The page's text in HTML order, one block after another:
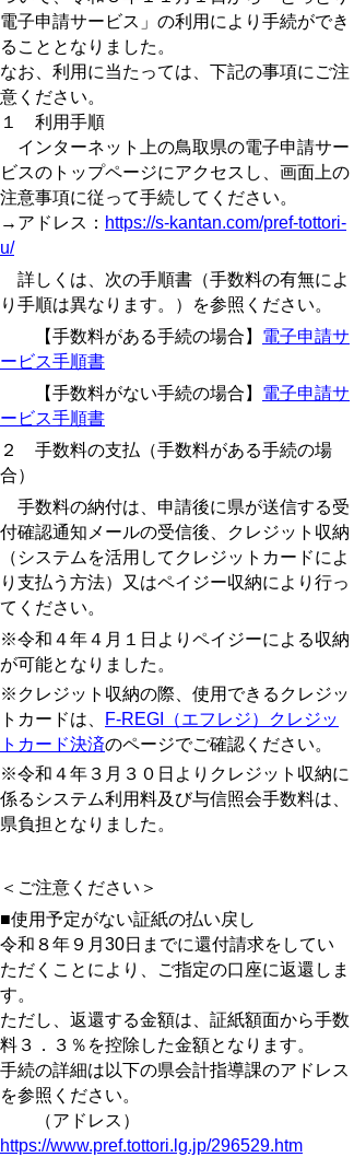
電子申請サービス」の利用により手続ができ
ることとなりました。
なお、利用に当たっては、下記の事項にご注
意ください。
１ 利用手順
インターネット上の鳥取県の電子申請サー
ビスのトップページにアクセスし、画面上の
注意事項に従って手続してください。
→アドレス： https://s-kantan.com/pref-tottori-
u/
詳しくは、次の手順書（手数料の有無によ
り手順は異なります。）を参照ください。
【手数料がある手続の場合】 電子申請サ
ービス手順書
【手数料がない手続の場合】 電子申請サ
ービス手順書
２ 手数料の支払（手数料がある手続の場
合）
手数料の納付は、申請後に県が送信する受
付確認通知メールの受信後、クレジット収納
（システムを活用してクレジットカードによ
り支払う方法）又はペイジー収納により行っ
てください。
※令和４年４月１日よりペイジーによる収納
が可能となりました。
※クレジット収納の際、使用できるクレジッ
トカードは、
F-REGI（エフレジ）クレジッ
トカード決済のページでご確認ください。
※令和４年３月３０日よりクレジット収納に
係るシステム利用料及び与信照会手数料は、
県負担となりました。
＜ご注意ください＞
■使用予定がない証紙の払い戻し
令和８年９月30日までに還付請求をしてい
ただくことにより、ご指定の口座に返還しま
す。
ただし、返還する金額は、証紙額面から手数
料３．３％を控除した金額となります。
手続の詳細は以下の県会計指導課のアドレス
を参照ください。
（アドレス）
https://www.pref.tottori.lg.jp/296529.htm